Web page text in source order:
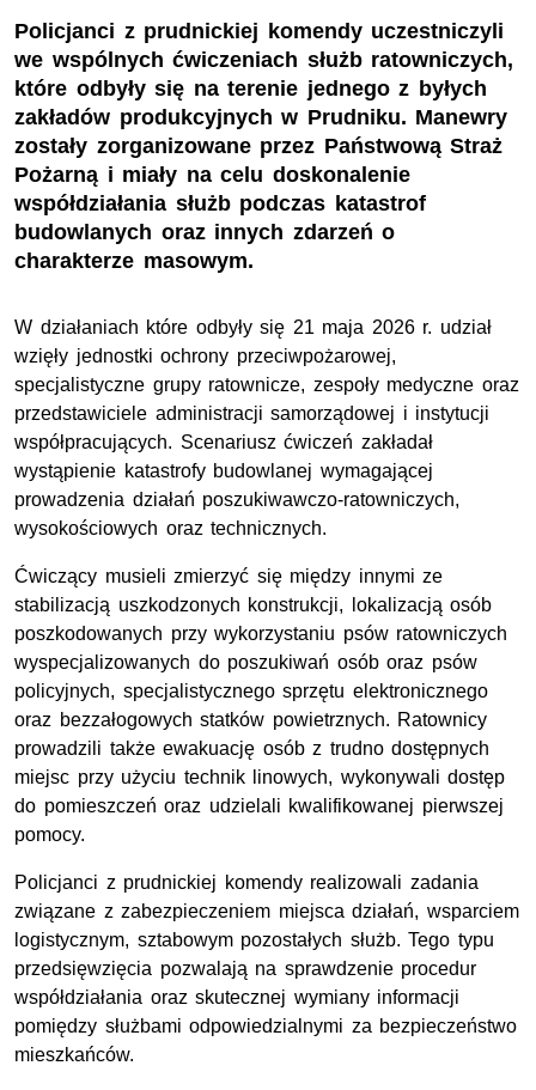
Policjanci z prudnickiej komendy uczestniczyli
we wspólnych ćwiczeniach służb ratowniczych,
które odbyły się na terenie jednego z byłych
zakładów produkcyjnych w Prudniku. Manewry
zostały zorganizowane przez Państwową Straż
Pożarną i miały na celu doskonalenie
współdziałania służb podczas katastrof
budowlanych oraz innych zdarzeń o
charakterze masowym.
W działaniach które odbyły się 21 maja 2026 r. udział
wzięły jednostki ochrony przeciwpożarowej,
specjalistyczne grupy ratownicze, zespoły medyczne oraz
przedstawiciele administracji samorządowej i instytucji
współpracujących. Scenariusz ćwiczeń zakładał
wystąpienie katastrofy budowlanej wymagającej
prowadzenia działań poszukiwawczo-ratowniczych,
wysokościowych oraz technicznych.
Ćwiczący musieli zmierzyć się między innymi ze
stabilizacją uszkodzonych konstrukcji, lokalizacją osób
poszkodowanych przy wykorzystaniu psów ratowniczych
wyspecjalizowanych do poszukiwań osób oraz psów
policyjnych, specjalistycznego sprzętu elektronicznego
oraz bezzałogowych statków powietrznych. Ratownicy
prowadzili także ewakuację osób z trudno dostępnych
miejsc przy użyciu technik linowych, wykonywali dostęp
do pomieszczeń oraz udzielali kwalifikowanej pierwszej
pomocy.
Policjanci z prudnickiej komendy realizowali zadania
związane z zabezpieczeniem miejsca działań, wsparciem
logistycznym, sztabowym pozostałych służb. Tego typu
przedsięwzięcia pozwalają na sprawdzenie procedur
współdziałania oraz skutecznej wymiany informacji
pomiędzy służbami odpowiedzialnymi za bezpieczeństwo
mieszkańców.